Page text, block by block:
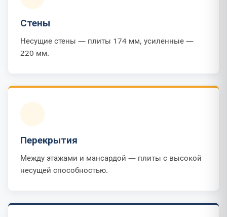
Стены
Несущие стены — плиты 174 мм, усиленные —
220 мм.
Перекрытия
Между этажами и мансардой — плиты с высокой
несущей способностью.